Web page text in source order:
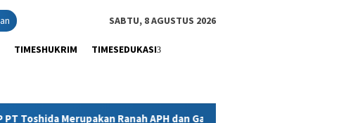
SABTU, 8 AGUSTUS 2026
TIMESHUKRIM TIMESEDUKASI
Merupakan Ranah APH dan Gakkum ESDM